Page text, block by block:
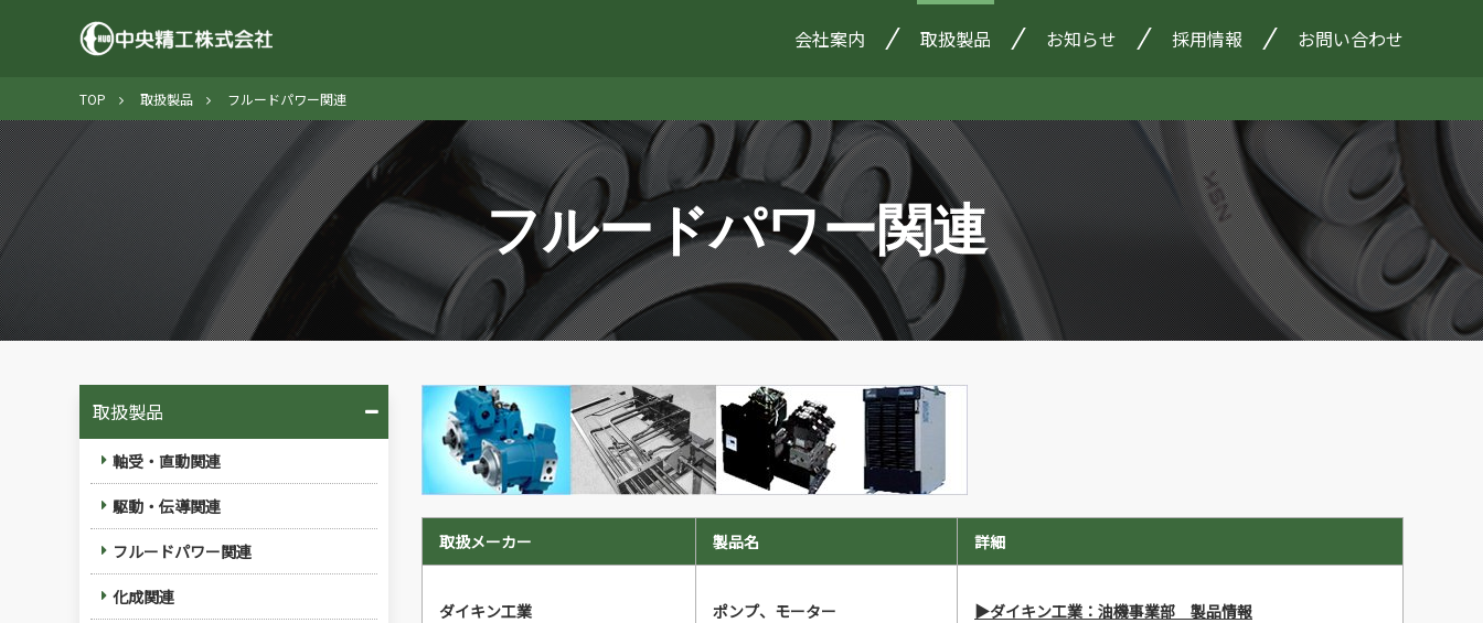
会社案内 取扱製品 お知らせ 採用情報 お問い合わせ
TOP 取扱製品 フルードパワー関連
フルードパワー関連
取扱メーカー 製品名 詳細
ダイキン工業 ポンプ、モーター ▶ダイキン工業：油機事業部 製品情報
取扱製品
軸受・直動関連
駆動・伝導関連
フルードパワー関連
化成関連